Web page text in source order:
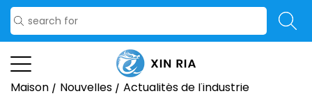
Maison / Nouvelles / Actualités de l'industrie